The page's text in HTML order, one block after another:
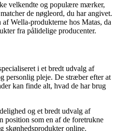
velkendte og populære mærker,
de nøgleord, du har angivet.
​​Wella-produkterne hos Matas, da
fra pålidelige producenter.
i et bredt udvalg af
personlig pleje. De stræber efter at
kan finde alt, hvad de har brug
og et bredt udvalg af
position som en af de foretrukne
skønhedsprodukter online.